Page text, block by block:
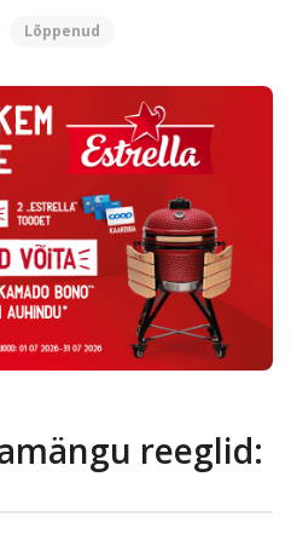
PakkumisedTule tööle
Coop
Pank
Coop
Kokad
Lõppenud
reeglid: